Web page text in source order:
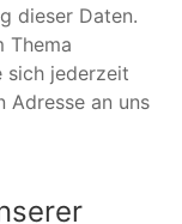
dieser Daten.
Thema
sich jederzeit
Adresse an uns